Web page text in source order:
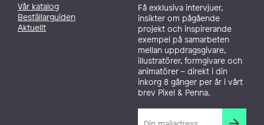
Vår katalog
Beställarguiden
Aktuellt
Få exklusiva intervjuer,
insikter om pågående
projekt och inspirerande
exempel på samarbeten
mellan uppdragsgivare,
illustratörer, formgivare och
animatörer – direkt i din
inkorg 8 gånger per år i vårt
brev Pixel & Penna.